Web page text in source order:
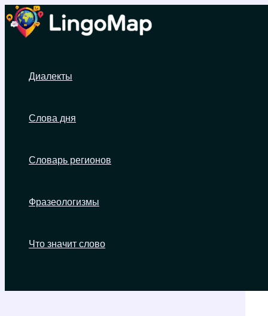
Перейти
содержимому
Диалекты
Слова дня
Словарь регионов
Фразеологизмы
Что значит слово